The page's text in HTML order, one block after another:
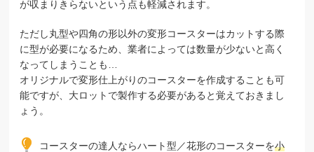
が収まりきらないという点も軽減されます。
ただし丸型や四角の形以外の変形コースターはカットする際
に型が必要になるため、業者によっては数量が少ないと高く
なってしまうことも…
オリジナルで変形仕上がりのコースターを作成することも可
能ですが、大ロットで製作する必要があると覚えておきまし
ょう。
コースターの達人ならハート型／花形のコースターを小